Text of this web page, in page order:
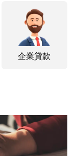
企業貸款